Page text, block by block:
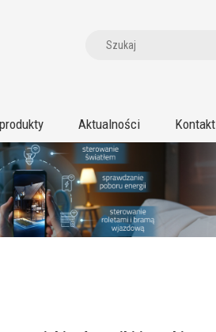
Aktualności Kontakt